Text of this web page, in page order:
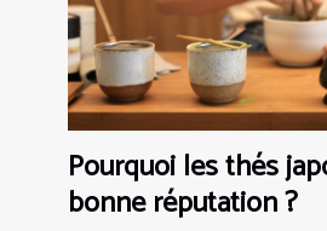
Pourquoi les thés
bonne réputation ?